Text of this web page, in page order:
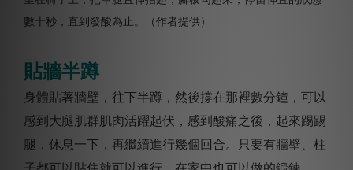
數十秒，直到發酸為止。（作者提供）
貼牆半蹲
身體貼著牆壁，往下半蹲，然後撐在那裡數分鐘，可以
感到大腿肌群肌肉活躍起伏，感到酸痛之後，起來踢踢
腿，休息一下，再繼續進行幾個回合。只要有牆壁、柱